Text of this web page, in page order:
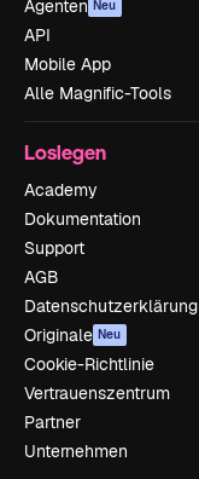
Agenten Neu
API
Mobile App
Alle Magnific-Tools
Loslegen
Academy
Dokumentation
Support
AGB
Datenschutzerklärung
Originale Neu
Cookie-Richtlinie
Vertrauenszentrum
Partner
Unternehmen